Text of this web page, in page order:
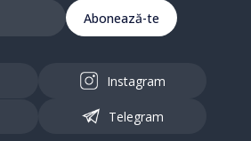
Abonează-te
Instagram
Telegram